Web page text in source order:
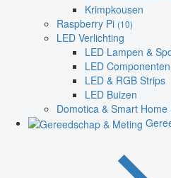
Krimpkousen
Raspberry Pi (10)
LED Verlichting
LED Lampen &
LED
LED & RGB Strips
LED Buizen
Domotica & Smart Home